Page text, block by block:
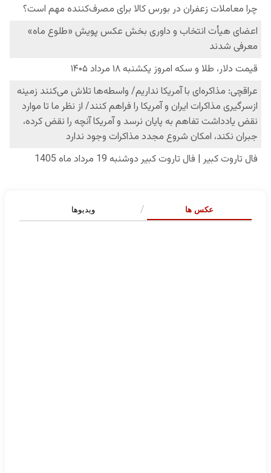
عکس ها ویدیوها